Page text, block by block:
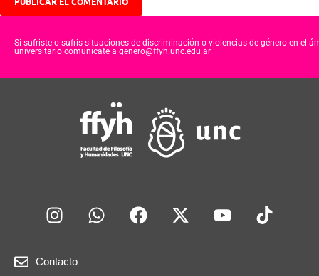
Si sufriste o sufris situaciones de discriminación o violencias de género en el
universitario comunicate a genero@ffyh.unc.edu.ar
Contacto